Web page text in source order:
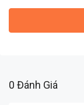
0 Đánh Giá